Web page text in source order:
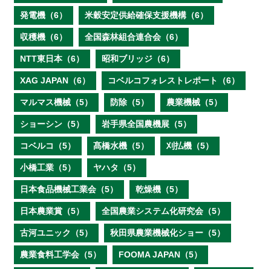
発電機（6） 米穀安定供給確保支援機構（6）
収穫機（6） 全国森林組合連合会（6）
NTT東日本（6） 昭和ブリッジ（6）
XAG JAPAN（6） コベルコフォレストレポート（6）
マルマス機械（5） 防除（5） 農業機械（5）
ショーシン（5） 岩手県全国農機展（5）
コベルコ（5） 髙橋水機（5） 刈払機（5）
小橋工業（5） ヤハタ（5）
日本食品機械工業会（5） 乾燥機（5）
日本農業賞（5） 全国農業システム化研究会（5）
古河ユニック（5） 秋田県農業機械化ショー（5）
農業食料工学会（5） FOOMA JAPAN（5）